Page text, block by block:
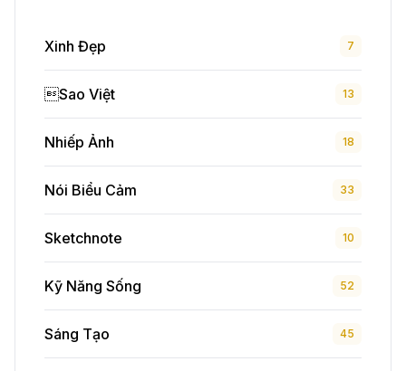
Xinh Đẹp 7
Sao Việt 13
Nhiếp Ảnh 18
Nói Biểu Cảm 33
Sketchnote 10
Kỹ Năng Sống 52
Sáng Tạo 45